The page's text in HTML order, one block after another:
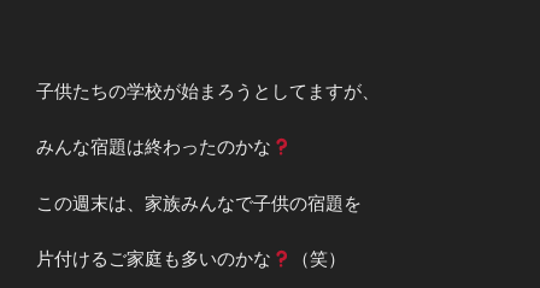
子供たちの学校が始まろうとしてますが、
みんな宿題は終わったのかな
この週末は、家族みんなで子供の宿題を
片付けるご家庭も多いのかな （笑）